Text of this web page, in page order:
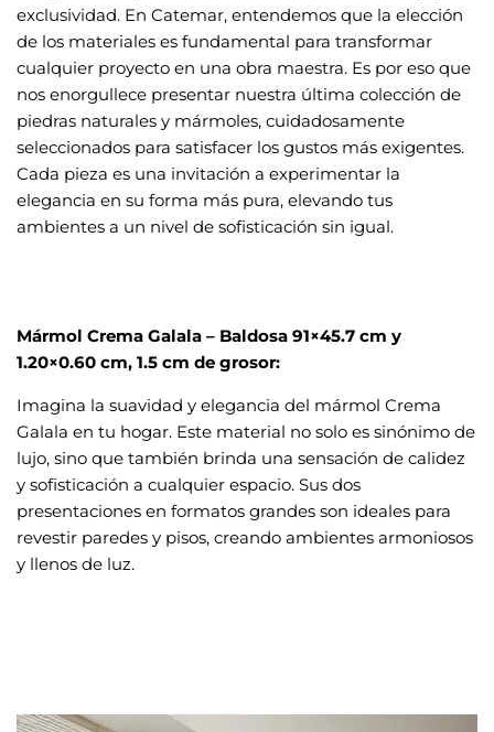
exclusividad. En Catemar, entendemos que la elección
de los materiales es fundamental para transformar
cualquier proyecto en una obra maestra. Es por eso que
nos enorgullece presentar nuestra última colección de
piedras naturales y mármoles, cuidadosamente
seleccionados para satisfacer los gustos más exigentes.
Cada pieza es una invitación a experimentar la
elegancia en su forma más pura, elevando tus
ambientes a un nivel de sofisticación sin igual.
Mármol Crema Galala – Baldosa 91×45.7 cm y
1.20×0.60 cm, 1.5 cm de grosor:
Imagina la suavidad y elegancia del mármol Crema
Galala en tu hogar. Este material no solo es sinónimo de
lujo, sino que también brinda una sensación de calidez
y sofisticación a cualquier espacio. Sus dos
presentaciones en formatos grandes son ideales para
revestir paredes y pisos, creando ambientes armoniosos
y llenos de luz.